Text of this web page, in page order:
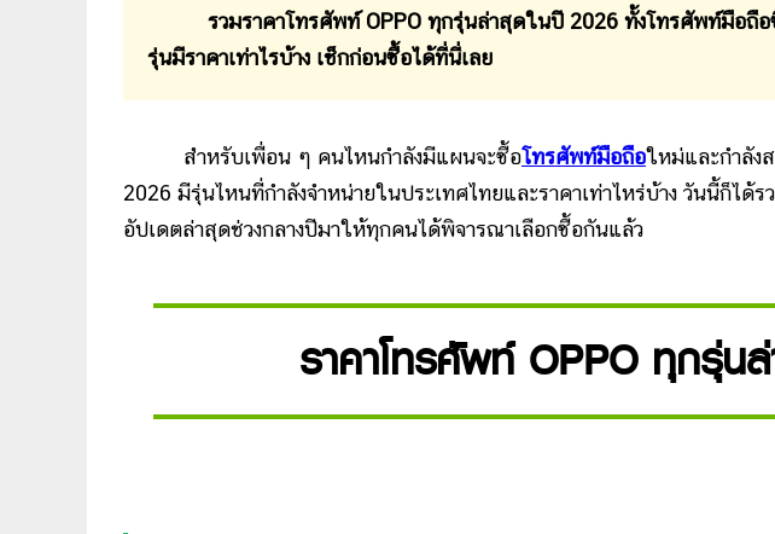
รวมราคาโทรศัพท์ OPPO ทุกรุ่นล่าสุดในปี 2026 ทั้งโทรศัพท์มือถื
รุ่นมีราคาเท่าไรบ้าง เช็กก่อนซื้อได้ที่นี่เลย
สำหรับเพื่อน ๆ คนไหนกำลังมีแผนจะซื้อโทรศัพท์มือถือใหม่และกำลัง
2026 มีรุ่นไหนที่กำลังจำหน่ายในประเทศไทยและราคาเท่าไหร่บ้าง วันนี้ก็ได้ร
อัปเดตล่าสุดช่วงกลางปีมาให้ทุกคนได้พิจารณาเลือกซื้อกันแล้ว
ราคาโทรศัพท์ OPPO ทุกรุ่น